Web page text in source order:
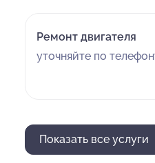
Ремонт двигателя
уточняйте по
Показать все услуги